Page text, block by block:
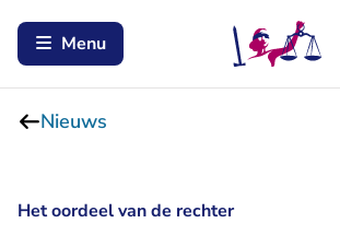
Menu
Nieuws
Het oordeel van de rechter